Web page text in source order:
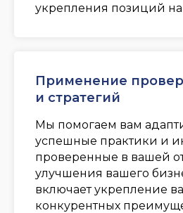
укрепления позиций
Применение
и стратегий
Мы помогаем вам
успешные практики и
проверенные в вашей
улучшения вашего
включает укрепление
конкурентных